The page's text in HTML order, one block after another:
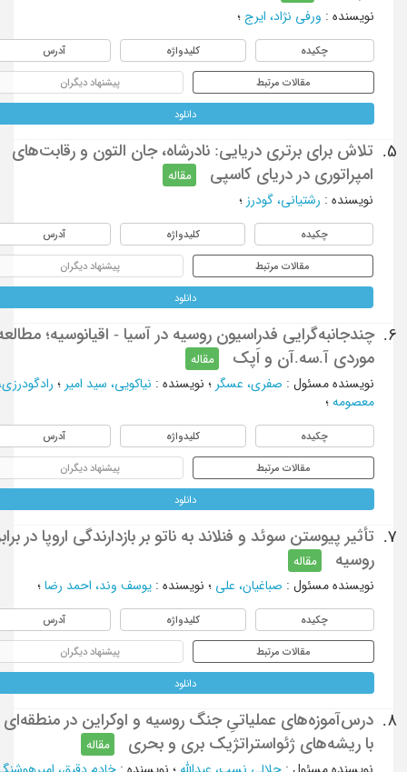
نویسنده: ورفی نژاد، ایرج؛
چکیده کلیدواژه آدرس
مقالات مرتبط پیشنهاد دیگران
دانلود
5.
تلاش برای برتری دریایی: نادرشاه، جان التون و رقابت‌های
امپراتوری در دریای کاسپی
مقاله
نویسنده: رشتیانی، گودرز ؛
چکیده کلیدواژه آدرس
مقالات مرتبط پیشنهاد دیگران
دانلود
6.
چندجانبه‌گرایی فدراسیون روسیه در آسیا - اقیانوسیه؛ مطالعه
موردی آ.سه.‌آن و اَپک
مقاله
نویسنده مسئول : صفری، عسگر؛ نویسنده: نیاکویی، سید امیر؛ رادگودرزی،
معصومه؛
چکیده کلیدواژه آدرس
مقالات مرتبط پیشنهاد دیگران
دانلود
7.
تأثیر پیوستن سوئد و فنلاند به ناتو بر بازدارندگی اروپا در برابر
روسیه
مقاله
نویسنده مسئول : صباغیان، علی ؛ نویسنده: یوسف وند، احمد رضا؛
چکیده کلیدواژه آدرس
مقالات مرتبط پیشنهاد دیگران
دانلود
8.
درس‌آموزه‌های عملیاتیِ جنگ روسیه و اوکراین در منطقه‌ای
با ریشه‌های ژئواستراتژیک بری و بحری
مقاله
نویسنده مسئول : جلالی نسب، عبدالله؛ نویسنده: خادم دقیق، امیرهوشنگ